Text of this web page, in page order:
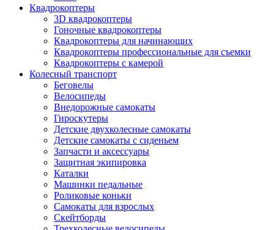
Квадрокоптеры
3D квадрокоптеры
Гоночные квадрокоптеры
Квадрокоптеры для начинающих
Квадрокоптеры профессиональные для съемки
Квадрокоптеры с камерой
Колесный транспорт
Беговелы
Велосипеды
Внедорожные самокаты
Гироскутеры
Детские двухколесные самокаты
Детские самокаты с сиденьем
Запчасти и аксессуары
Защитная экипировка
Каталки
Машинки педальные
Роликовые коньки
Самокаты для взрослых
Скейтборды